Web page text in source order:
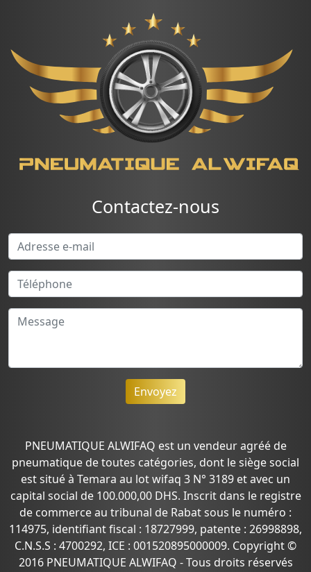
Contactez-nous
Envoyez
PNEUMATIQUE ALWIFAQ est un vendeur agréé de
pneumatique de toutes catégories, dont le siège social
est situé à Temara au lot wifaq 3 N° 3189 et avec un
capital social de 100.000,00 DHS. Inscrit dans le registre
de commerce au tribunal de Rabat sous le numéro :
114975, identifiant fiscal : 18727999, patente : 26998898,
C.N.S.S : 4700292, ICE : 001520895000009. Copyright ©
2016 PNEUMATIQUE ALWIFAQ - Tous droits réservés